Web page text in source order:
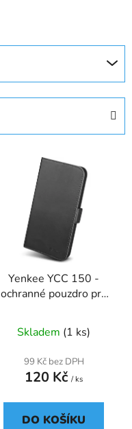
Yenkee YCC 150 -
ochranné pouzdro pro
černá
Skladem (1 ks)
99 Kč bez DPH
120 Kč / ks
DO KOŠÍKU